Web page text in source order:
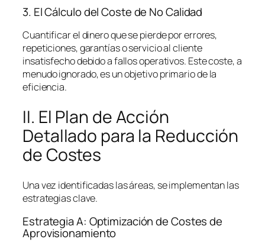
3. El Cálculo del Coste de No Calidad
Cuantificar el dinero que se pierde por errores,
repeticiones, garantías o servicio al cliente
insatisfecho debido a fallos operativos. Este coste, a
menudo ignorado, es un objetivo primario de la
eficiencia.
II. El Plan de Acción
Detallado para la Reducción
de Costes
Una vez identificadas las áreas, se implementan las
estrategias clave.
Estrategia A: Optimización de Costes de
Aprovisionamiento